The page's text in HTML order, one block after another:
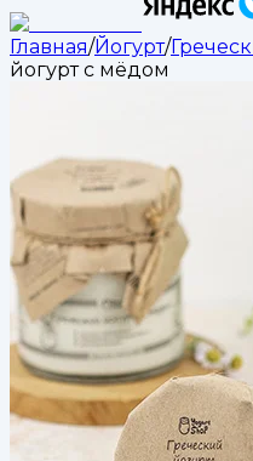
Главная/Йогурт/
йогурт с мёдом